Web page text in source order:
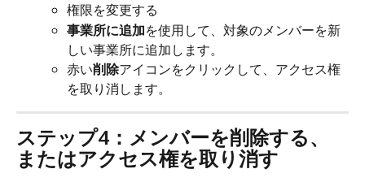
権限を変更する
事業所に追加を使用して、対象のメンバーを新
しい事業所に追加します。
赤い削除アイコンをクリックして、アクセス権
を取り消します。
ステップ4：メンバーを削除する、
またはアクセス権を取り消す